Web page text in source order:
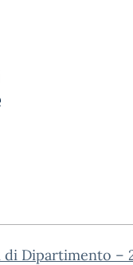
di Dipartimento –